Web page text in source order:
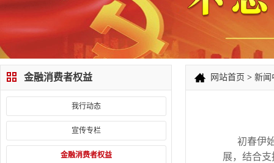
金融消费者权益
我行动态
宣传专栏
金融消费者权益
网站首页 > 新闻
初春伊
展，结合